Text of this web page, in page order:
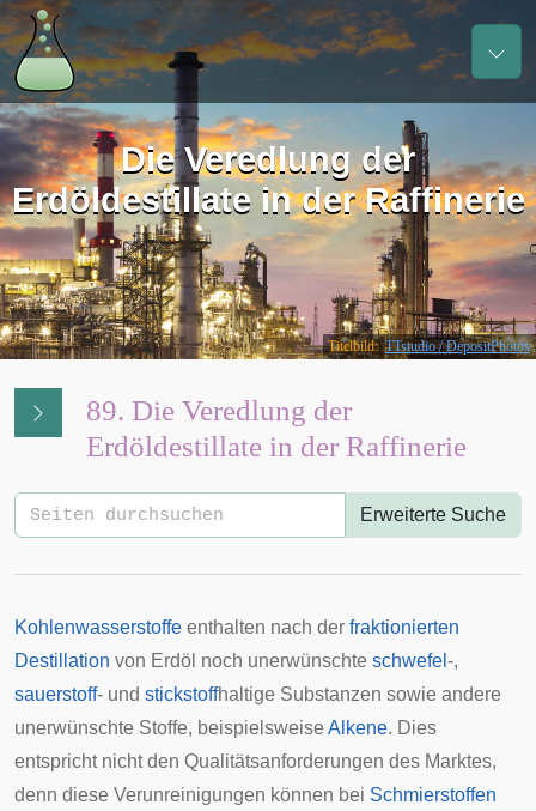
Titelbild:TTstudio / DepositPhotos
Die Veredlung der
Erdöldestillate in der Raffinerie
89. Die Veredlung der
Erdöldestillate in der Raffinerie
Erweiterte Suche
Kohlenwasserstoffe enthalten nach der fraktionierten
Destillation von Erdöl noch unerwünschte schwefel -,
sauerstoff- und stickstoffhaltige Substanzen sowie andere
unerwünschte Stoffe, beispielsweise Alkene. Dies
entspricht nicht den Qualitätsanforderungen des Marktes,
denn diese Verunreinigungen können bei Schmierstoffen